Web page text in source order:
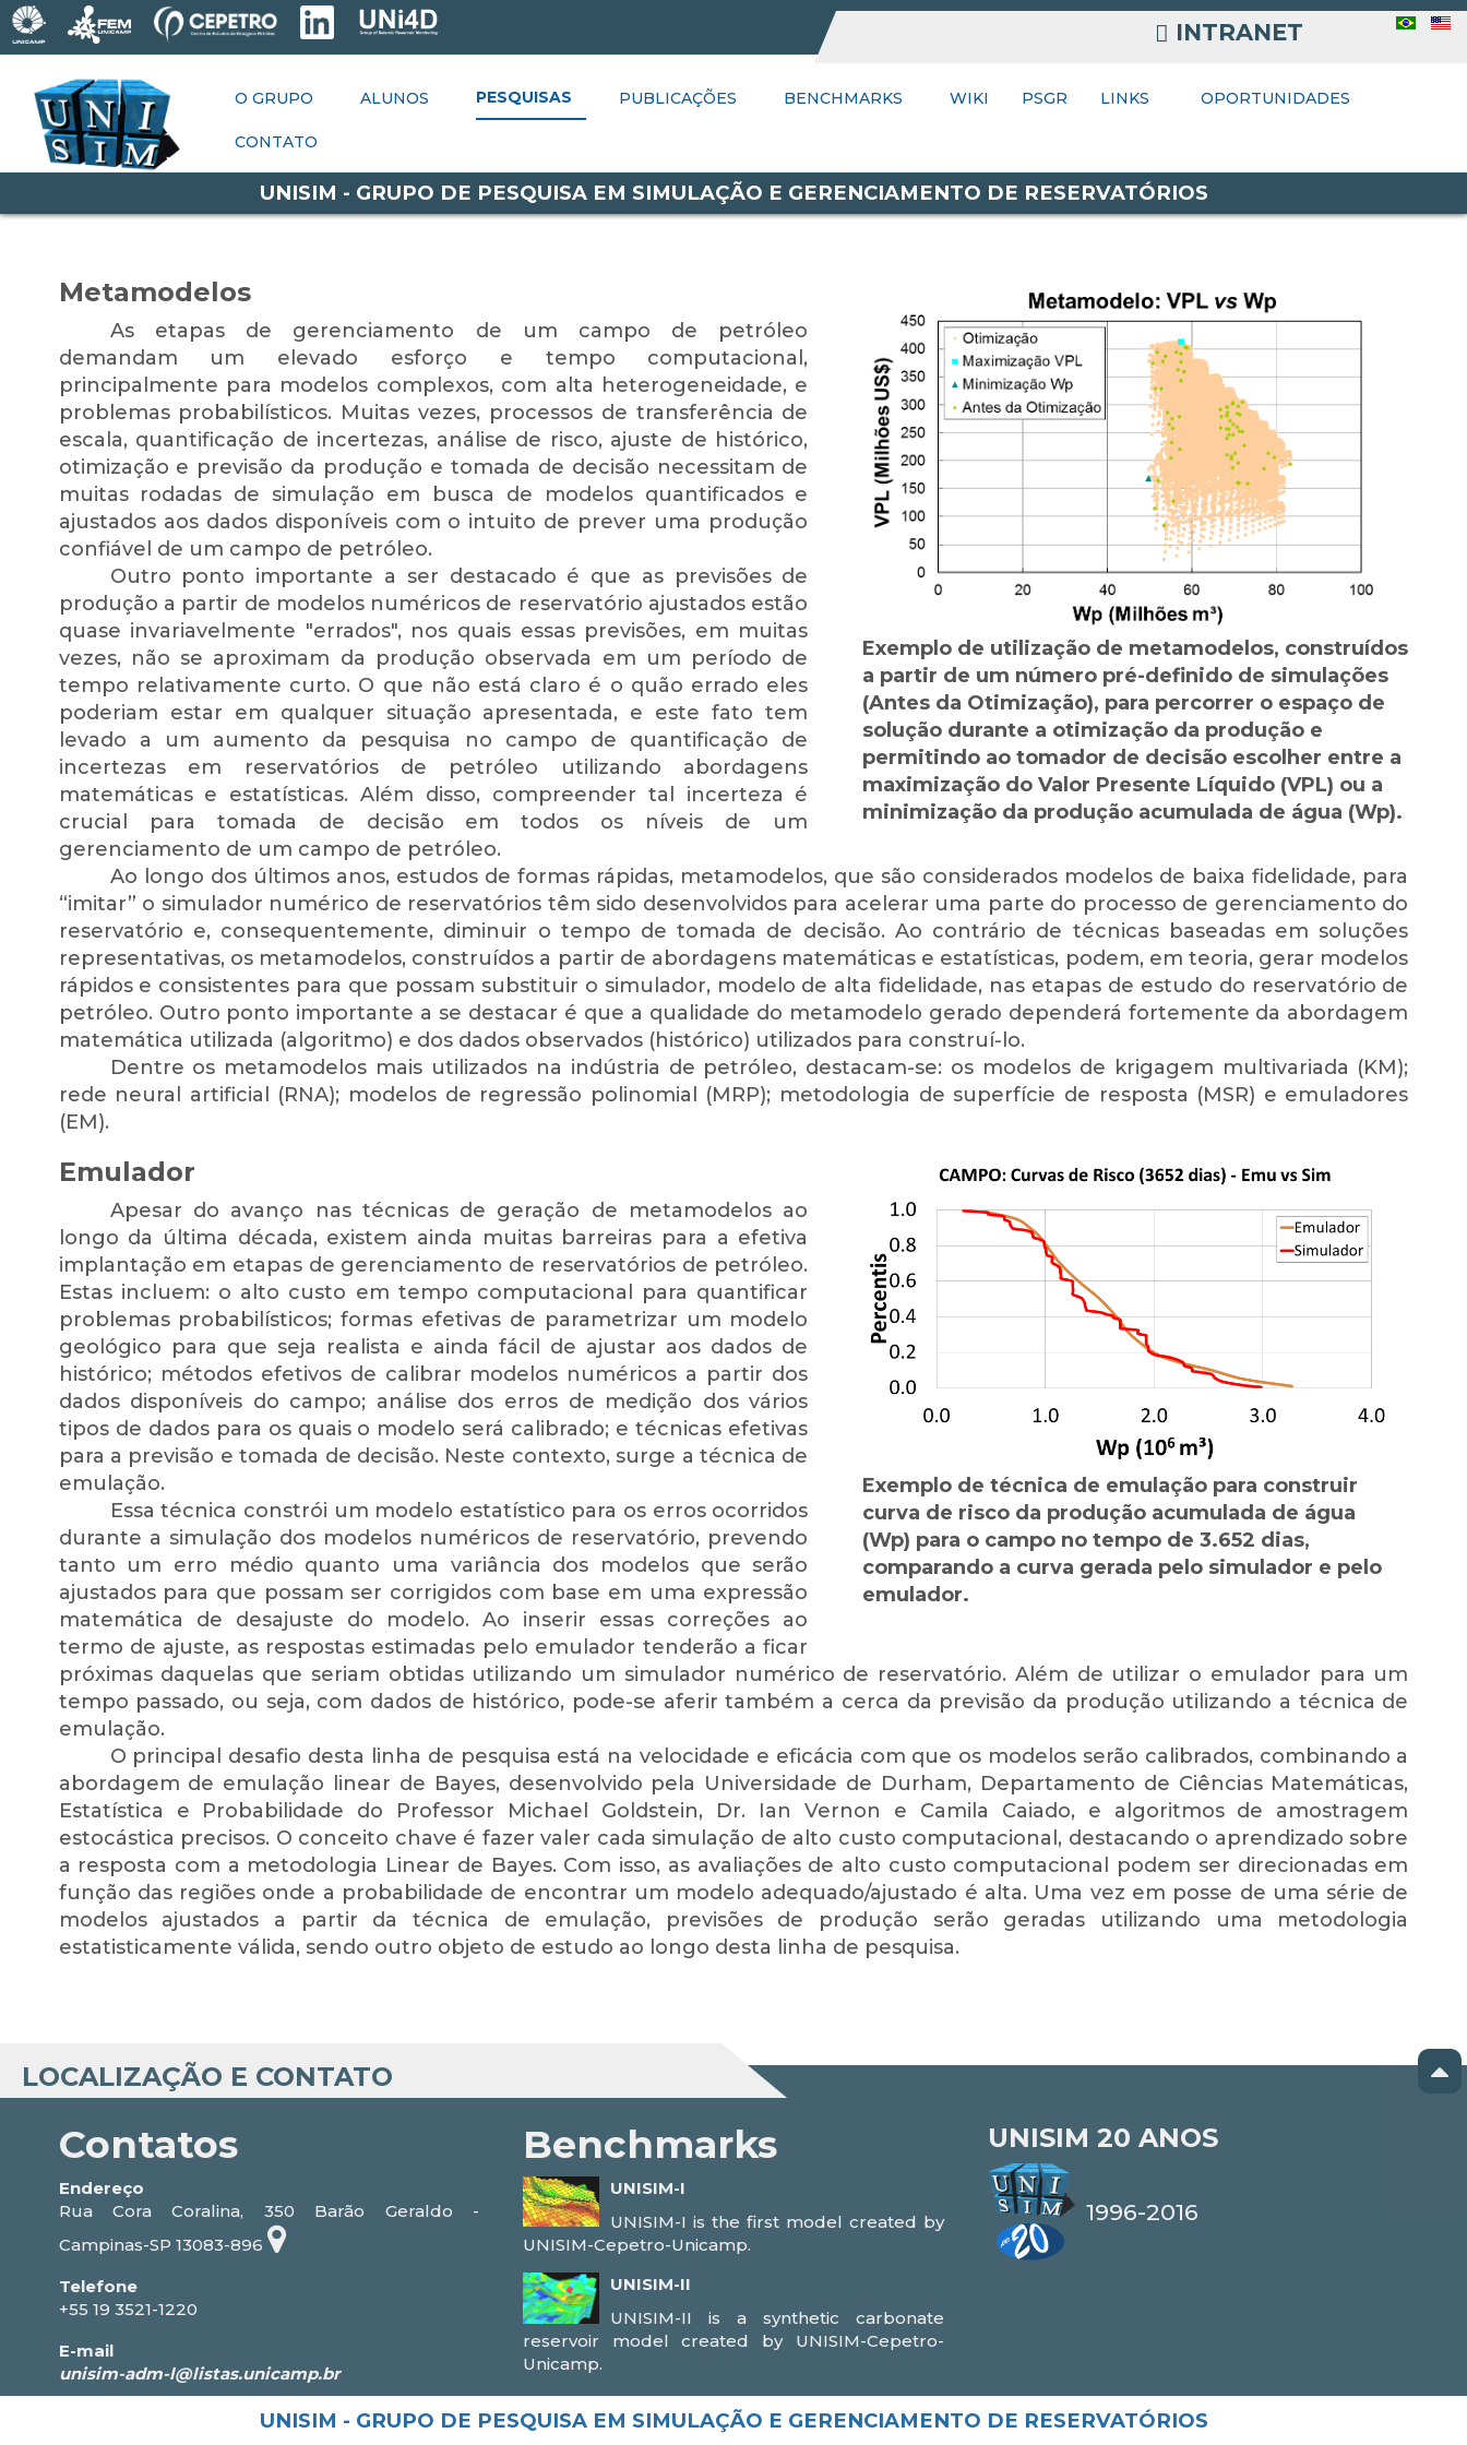
INTRANET
O GRUPO ALUNOS PESQUISAS PUBLICAÇÕES BENCHMARKS WIKI PSGR LINKS
OPORTUNIDADES CONTATO
INTRANET
O GRUPO ALUNOS PESQUISAS PUBLICAÇÕES BENCHMARKS WIKI PSGR LINKS OPORTUNIDADES
CONTATO
UNISIM - GRUPO DE PESQUISA EM SIMULAÇÃO E GERENCIAMENTO DE RESERVATÓRIOS
Exemplo de utilização de metamodelos, construídos
a partir de um número pré-definido de simulações
(Antes da Otimização), para percorrer o espaço de
solução durante a otimização da produção e
permitindo ao tomador de decisão escolher entre a
maximização do Valor Presente Líquido (VPL) ou a
minimização da produção acumulada de água (Wp).
Metamodelos
As etapas de gerenciamento de um campo de petróleo
demandam um elevado esforço e tempo computacional,
principalmente para modelos complexos, com alta heterogeneidade, e
problemas probabilísticos. Muitas vezes, processos de transferência de
escala, quantificação de incertezas, análise de risco, ajuste de histórico,
otimização e previsão da produção e tomada de decisão necessitam de
muitas rodadas de simulação em busca de modelos quantificados e
ajustados aos dados disponíveis com o intuito de prever uma produção
confiável de um campo de petróleo.
Outro ponto importante a ser destacado é que as previsões de
produção a partir de modelos numéricos de reservatório ajustados estão
quase invariavelmente "errados", nos quais essas previsões, em muitas
vezes, não se aproximam da produção observada em um período de
tempo relativamente curto. O que não está claro é o quão errado eles
poderiam estar em qualquer situação apresentada, e este fato tem
levado a um aumento da pesquisa no campo de quantificação de
incertezas em reservatórios de petróleo utilizando abordagens
matemáticas e estatísticas. Além disso, compreender tal incerteza é
crucial para tomada de decisão em todos os níveis de um
gerenciamento de um campo de petróleo.
Ao longo dos últimos anos, estudos de formas rápidas, metamodelos, que são considerados modelos de baixa fidelidade, para
“imitar” o simulador numérico de reservatórios têm sido desenvolvidos para acelerar uma parte do processo de gerenciamento do
reservatório e, consequentemente, diminuir o tempo de tomada de decisão. Ao contrário de técnicas baseadas em soluções
representativas, os metamodelos, construídos a partir de abordagens matemáticas e estatísticas, podem, em teoria, gerar modelos
rápidos e consistentes para que possam substituir o simulador, modelo de alta fidelidade, nas etapas de estudo do reservatório de
petróleo. Outro ponto importante a se destacar é que a qualidade do metamodelo gerado dependerá fortemente da abordagem
matemática utilizada (algoritmo) e dos dados observados (histórico) utilizados para construí-lo.
Dentre os metamodelos mais utilizados na indústria de petróleo, destacam-se: os modelos de krigagem multivariada (KM);
rede neural artificial (RNA); modelos de regressão polinomial (MRP); metodologia de superfície de resposta (MSR) e emuladores
(EM).
Exemplo de técnica de emulação para construir
curva de risco da produção acumulada de água
(Wp) para o campo no tempo de 3.652 dias,
comparando a curva gerada pelo simulador e pelo
emulador.
Emulador
Apesar do avanço nas técnicas de geração de metamodelos ao
longo da última década, existem ainda muitas barreiras para a efetiva
implantação em etapas de gerenciamento de reservatórios de petróleo.
Estas incluem: o alto custo em tempo computacional para quantificar
problemas probabilísticos; formas efetivas de parametrizar um modelo
geológico para que seja realista e ainda fácil de ajustar aos dados de
histórico; métodos efetivos de calibrar modelos numéricos a partir dos
dados disponíveis do campo; análise dos erros de medição dos vários
tipos de dados para os quais o modelo será calibrado; e técnicas efetivas
para a previsão e tomada de decisão. Neste contexto, surge a técnica de
emulação.
Essa técnica constrói um modelo estatístico para os erros ocorridos
durante a simulação dos modelos numéricos de reservatório, prevendo
tanto um erro médio quanto uma variância dos modelos que serão
ajustados para que possam ser corrigidos com base em uma expressão
matemática de desajuste do modelo. Ao inserir essas correções ao
termo de ajuste, as respostas estimadas pelo emulador tenderão a ficar
próximas daquelas que seriam obtidas utilizando um simulador numérico de reservatório. Além de utilizar o emulador para um
tempo passado, ou seja, com dados de histórico, pode-se aferir também a cerca da previsão da produção utilizando a técnica de
emulação.
O principal desafio desta linha de pesquisa está na velocidade e eficácia com que os modelos serão calibrados, combinando a
abordagem de emulação linear de Bayes, desenvolvido pela Universidade de Durham, Departamento de Ciências Matemáticas,
Estatística e Probabilidade do Professor Michael Goldstein, Dr. Ian Vernon e Camila Caiado, e algoritmos de amostragem
estocástica precisos. O conceito chave é fazer valer cada simulação de alto custo computacional, destacando o aprendizado sobre
a resposta com a metodologia Linear de Bayes. Com isso, as avaliações de alto custo computacional podem ser direcionadas em
função das regiões onde a probabilidade de encontrar um modelo adequado/ajustado é alta. Uma vez em posse de uma série de
modelos ajustados a partir da técnica de emulação, previsões de produção serão geradas utilizando uma metodologia
estatisticamente válida, sendo outro objeto de estudo ao longo desta linha de pesquisa.
LOCALIZAÇÃO E CONTATO
Contatos
Endereço
Rua Cora Coralina, 350 Barão Geraldo -
Campinas-SP 13083-896
Telefone
+55 19 3521-1220
E-mail
Benchmarks
UNISIM-I
UNISIM-I is the first model created by
UNISIM-Cepetro-Unicamp.
UNISIM-II
UNISIM-II is a synthetic carbonate
reservoir model created by UNISIM-Cepetro-
Unicamp.
UNISIM 20 ANOS
1996-2016
UNISIM - GRUPO DE PESQUISA EM SIMULAÇÃO E GERENCIAMENTO DE RESERVATÓRIOS